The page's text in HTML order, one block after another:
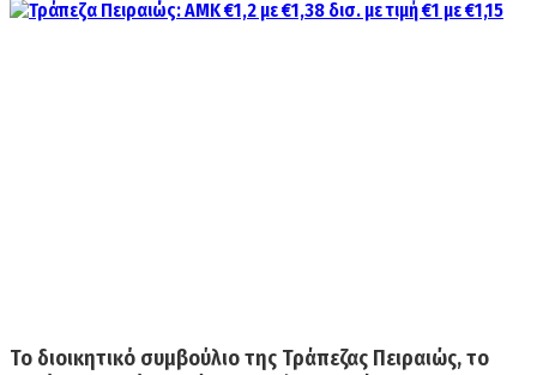
Το διοικητικό συμβούλιο της Τράπεζας Πειραιώς, το